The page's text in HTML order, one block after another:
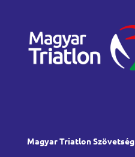
Magyar Triatlon Szövetség